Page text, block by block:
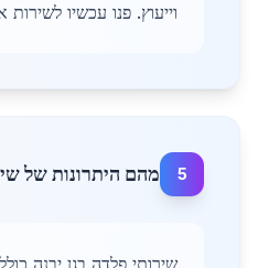
וייעוץ. פנו עכשיו
5 מהם היתרונות של
שירותי פלדה בגן יבנה